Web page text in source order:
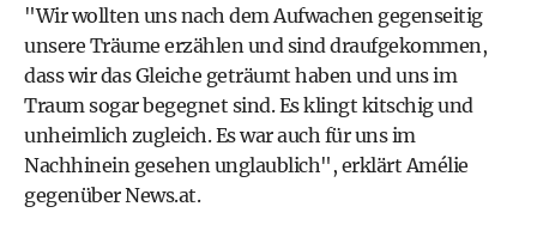
"Wir wollten uns nach dem Aufwachen gegenseitig
unsere Träume erzählen und sind draufgekommen,
dass wir das Gleiche geträumt haben und uns im
Traum sogar begegnet sind. Es klingt kitschig und
unheimlich zugleich. Es war auch für uns im
Nachhinein gesehen unglaublich", erklärt Amélie
gegenüber News.at.